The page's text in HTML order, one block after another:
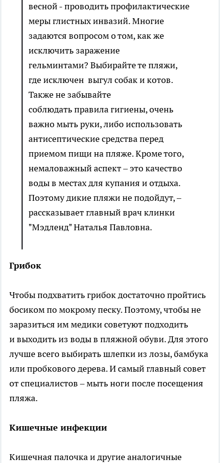
весной - проводить профилактические
меры глистных инвазий. Многие
задаются вопросом о том, как же
исключить заражение
гельминтами? Выбирайте те пляжи,
где исключен выгул собак и котов.
Также не забывайте
соблюдать правила гигиены, очень
важно мыть руки, либо использовать
антисептические средства перед
приемом пищи на пляже. Кроме того,
немаловажный аспект – это качество
воды в местах для купания и отдыха.
Поэтому дикие пляжи не подойдут, –
рассказывает главный врач клинки
"Мэдленд" Наталья Павловна.
Грибок
Чтобы подхватить грибок достаточно пройтись
босиком по мокрому песку. Поэтому, чтобы не
заразиться им медики советуют подходить
и выходить из воды в пляжной обуви. Для этого
лучше всего выбирать шлепки из лозы, бамбука
или пробкового дерева. И самый главный совет
от специалистов – мыть ноги после посещения
пляжа.
Кишечные инфекции
Кишечная палочка и другие аналогичные